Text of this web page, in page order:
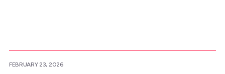
FEBRUARY 23, 2026